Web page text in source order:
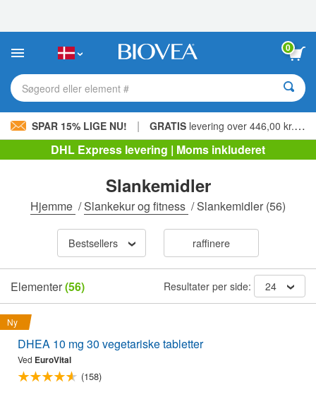
websted
0
Søgeord eller element #
SPAR 15% LIGE NU! | GRATIS levering over 446,00 kr. »
DHL Express levering | Moms inkluderet
Slankemidler
Hjemme /Slankekur og fitness /Slankemidler (56)
Bestsellers raffinere
Elementer(56) Resultater per side: 24
Ny
DHEA 10 mg 30 vegetariske tabletter
Ved EuroVital
(158)